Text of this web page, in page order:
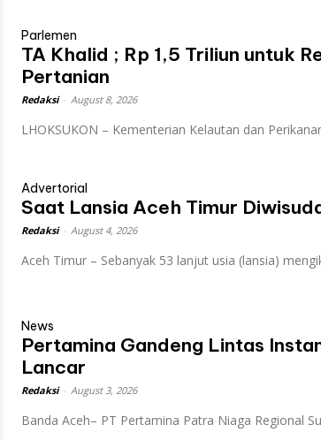
Parlemen
TA Khalid ; Rp 1,5 Triliun untuk
Pertanian
Redaksi August 8, 2026
LHOKSUKON – Kementerian Kelautan dan
Advertorial
Saat Lansia Aceh Timur
Redaksi August 4, 2026
Aceh Timur – Sebanyak 53 lanjut usia (lansia)
News
Pertamina Gandeng Lintas
Lancar
Redaksi August 3, 2026
Banda Aceh– PT Pertamina Patra Niaga Regional